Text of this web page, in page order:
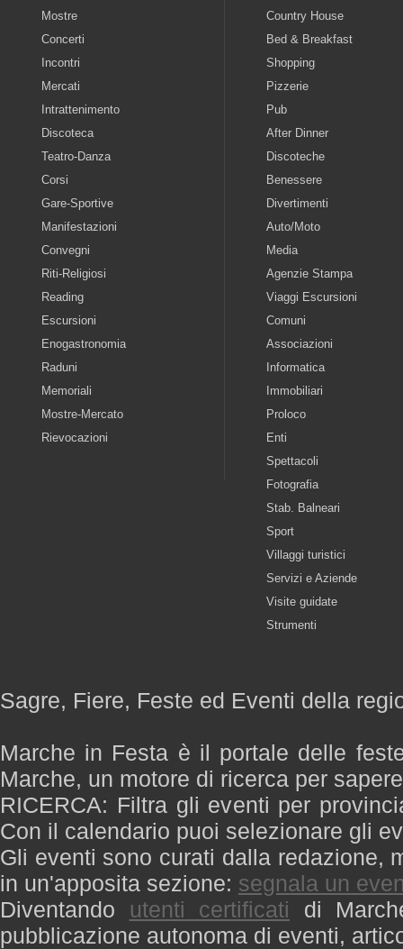
Mostre
Concerti
Incontri
Mercati
Intrattenimento
Discoteca
Teatro-Danza
Corsi
Gare-Sportive
Manifestazioni
Convegni
Riti-Religiosi
Reading
Escursioni
Enogastronomia
Raduni
Memoriali
Mostre-Mercato
Rievocazioni
Country House
Bed & Breakfast
Shopping
Pizzerie
Pub
After Dinner
Discoteche
Benessere
Divertimenti
Auto/Moto
Media
Agenzie Stampa
Viaggi Escursioni
Comuni
Associazioni
Informatica
Immobiliari
Proloco
Enti
Spettacoli
Fotografia
Stab. Balneari
Sport
Villaggi turistici
Servizi e Aziende
Visite guidate
Strumenti
Sagre, Fiere, Feste ed Eventi della
Marche in Festa è il portale delle
Marche, un motore di ricerca per
RICERCA: Filtra gli eventi per
Con il calendario puoi selezionare gli
Gli eventi sono curati dalla redazione,
in un'apposita sezione: segnala un
Diventando utenti certificati di
pubblicazione autonoma di eventi,